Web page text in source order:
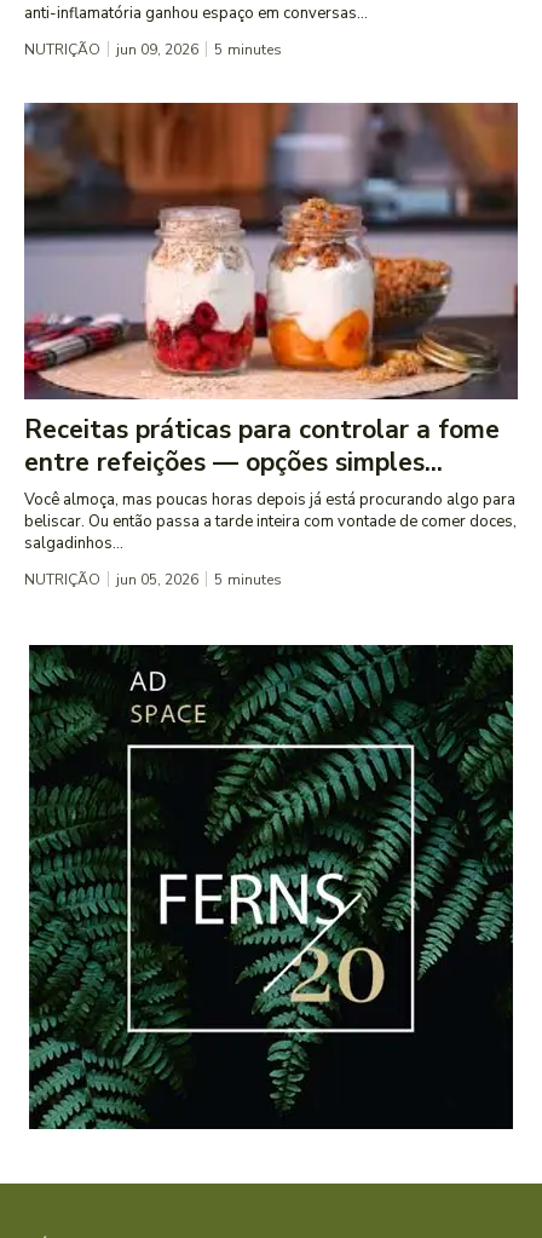
anti-inflamatória ganhou espaço em conversas...
NUTRIÇÃO jun 09, 2026 5 minutes
Receitas práticas para controlar a fome
entre refeições — opções simples...
Você almoça, mas poucas horas depois já está procurando algo para
beliscar. Ou então passa a tarde inteira com vontade de comer doces,
salgadinhos...
NUTRIÇÃO jun 05, 2026 5 minutes